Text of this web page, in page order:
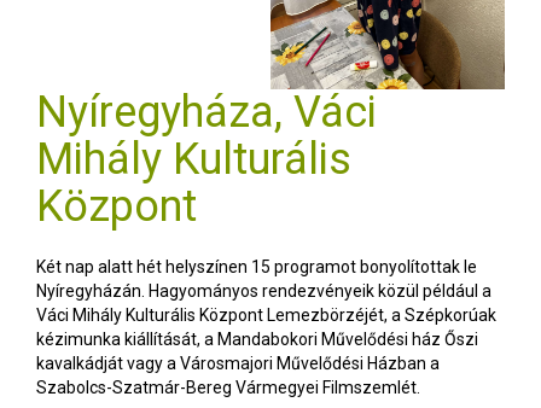
Nyíregyháza, Váci
Mihály Kulturális
Központ
Két nap alatt hét helyszínen 15 programot bonyolítottak le
Nyíregyházán. Hagyományos rendezvényeik közül például a
Váci Mihály Kulturális Központ Lemezbörzéjét, a Szépkorúak
kézimunka kiállítását, a Mandabokori Művelődési ház Őszi
kavalkádját vagy a Városmajori Művelődési Házban a
Szabolcs-Szatmár-Bereg Vármegyei Filmszemlét.